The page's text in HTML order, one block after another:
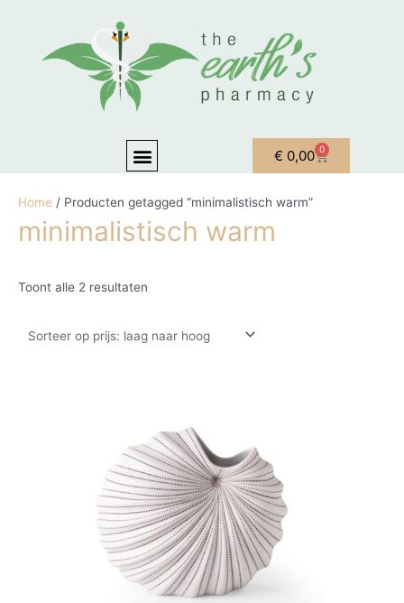
Menu € 0,00 0
Winkelwagen
Home / Producten getagged “minimalistisch warm”
minimalistisch warm
Toont alle 2 resultaten